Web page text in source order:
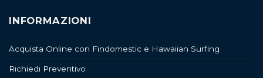
INFORMAZIONI
Acquista Online con Findomestic e Hawaiian Surfing
Richiedi Preventivo